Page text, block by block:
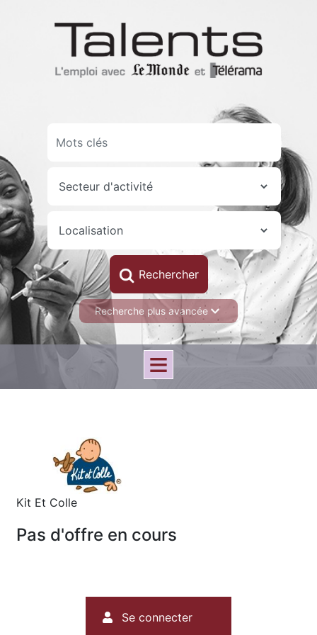
Recherche plus avancée
Kit Et Colle
Pas d'offre en cours
Se connecter